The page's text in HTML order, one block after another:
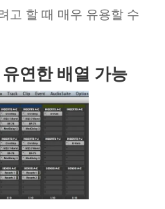
고 할 때 매우 유용할 수
연한 배열 가능